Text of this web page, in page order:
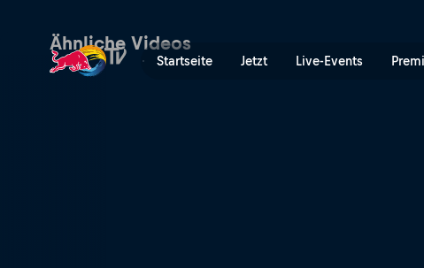
Startseite Jetzt Live-Events
Bordeaux P2 Viertelfinale -
Ähnliche Videos